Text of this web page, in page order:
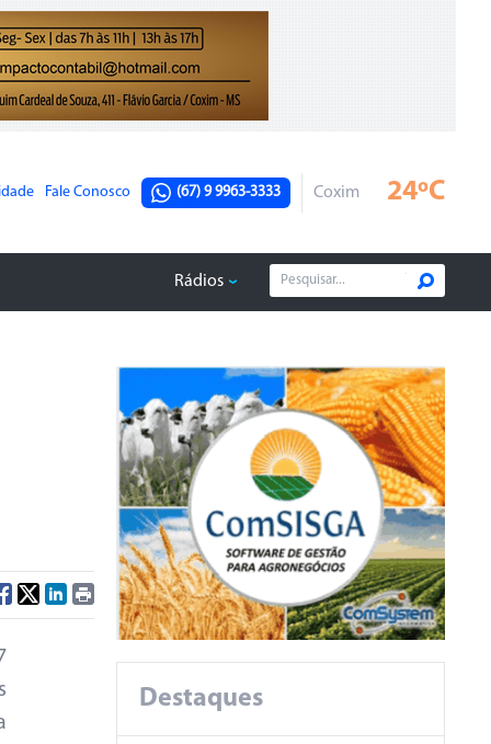
Fale Conosco (67) 9 9963-3333 Coxim 24ºC
Rádios
Destaques